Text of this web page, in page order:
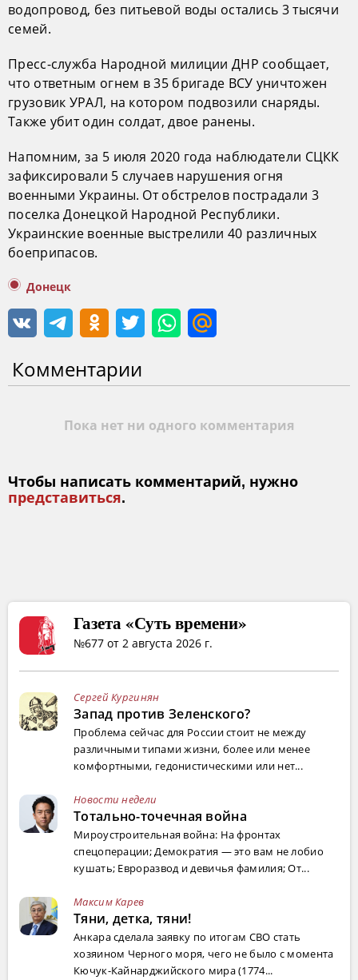
водопровод, без питьевой воды остались 3 тысячи
семей.
Пресс-служба Народной милиции ДНР сообщает,
что ответным огнем в 35 бригаде ВСУ уничтожен
грузовик УРАЛ, на котором подвозили снаряды.
Также убит один солдат, двое ранены.
Напомним, за 5 июля 2020 года наблюдатели СЦКК
зафиксировали 5 случаев нарушения огня
военными Украины. От обстрелов пострадали 3
поселка Донецкой Народной Республики.
Украинские военные выстрелили 40 различных
боеприпасов.
Донецк
Комментарии
Пока нет ни одного комментария
Чтобы написать комментарий, нужно
представиться.
Газета «Суть времени»
№677 от 2 августа 2026 г.
Сергей Кургинян
Запад против Зеленского?
Проблема сейчас для России стоит не между
различными типами жизни, более или менее
комфортными, гедонистическими или нет...
Новости недели
Тотально-точечная война
Мироустроительная война: На фронтах
спецоперации; Демократия — это вам не лобио
кушать; Евроразвод и девичья фамилия; От...
Максим Карев
Тяни, детка, тяни!
Анкара сделала заявку по итогам СВО стать
хозяином Черного моря, чего не было с момента
Кючук-Кайнарджийского мира (1774...